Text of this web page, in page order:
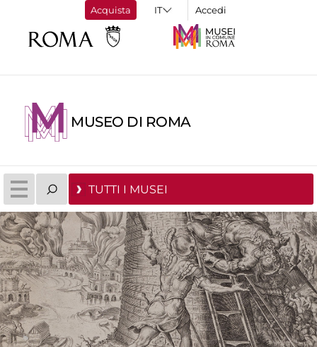
Acquista Accedi
MUSEO DI ROMA
TUTTI I MUSEI